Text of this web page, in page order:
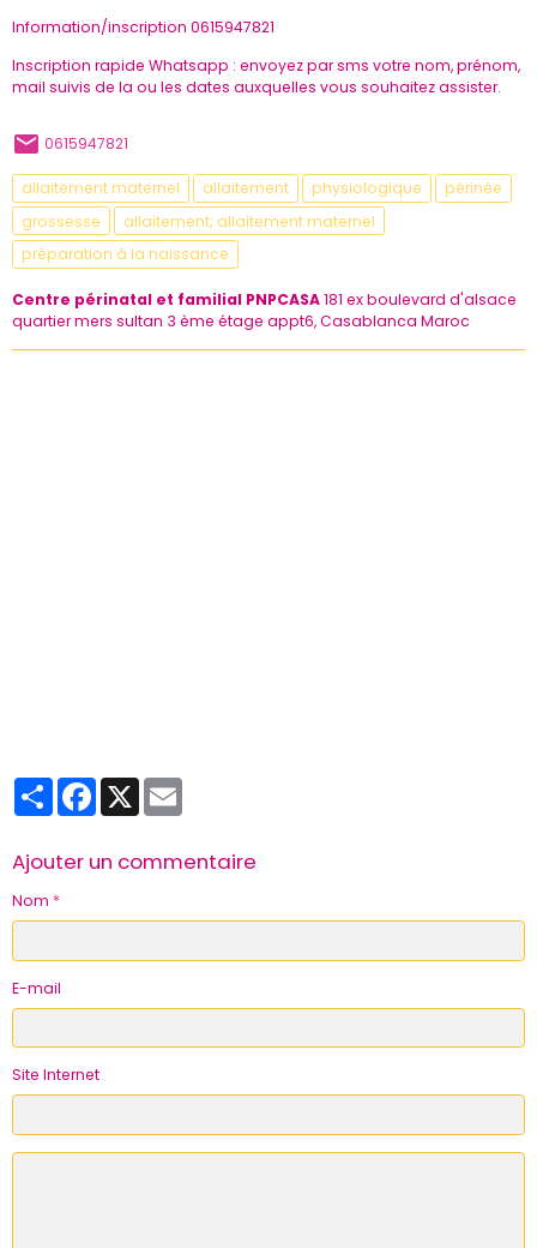
Information/inscription 0615947821
Inscription rapide Whatsapp : envoyez par sms votre nom, prénom,
mail suivis de la ou les dates auxquelles vous souhaitez assister.
0615947821
allaitement maternel allaitement physiologique
périnée
grossesse
allaitement; allaitement maternel
préparation à la naissance
Centre périnatal et familial PNPCASA181 ex boulevard d'alsace
quartier mers sultan 3 ème étage appt6, Casablanca Maroc
PartagerFacebook
X
Ajouter un commentaire
Nom
E-mail
Site Internet